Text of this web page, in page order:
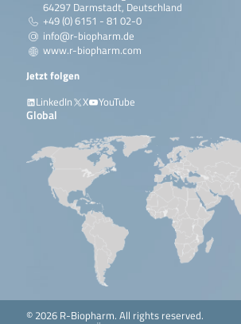
64297 Darmstadt, Deutschland
+49 (0) 6151 - 81 02-0
info@r-biopharm.de
www.r-biopharm.com
Jetzt folgen
LinkedIn
X YouTube
Global
© 2026 R-Biopharm. All rights reserved.